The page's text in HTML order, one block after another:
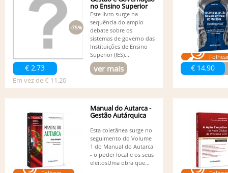
€ 2,73
Em vez de € 11,20
-75%
no Ensino Superior
Este livro surge na
sequência do amplo
debate sobre os
sistemas de governo das
Instituições de Ensino
Superior (IES)...
ver mais € 14,90
Manual do Autarca -
Gestão Autárquica
Esta coletânea surge no
seguimento do Volume
1 do Manual do Autarca
- o poder local e os seus
eleitosUma obra que...